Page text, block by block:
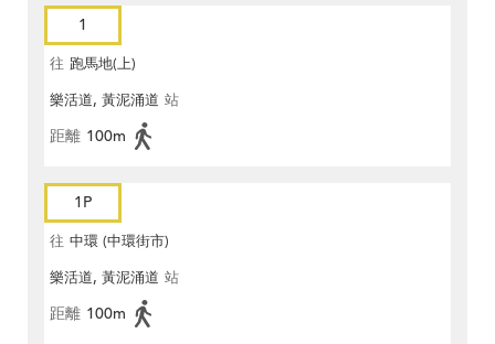
1
往 跑馬地(上)
樂活道, 黃泥涌道 站
距離 100m
1P
往 中環 (中環街市)
樂活道, 黃泥涌道 站
距離 100m